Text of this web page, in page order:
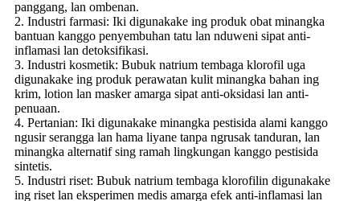
panggang, lan ombenan.
2. Industri farmasi: Iki digunakake ing produk obat minangka
bantuan kanggo penyembuhan tatu lan nduweni sipat anti-
inflamasi lan detoksifikasi.
3. Industri kosmetik: Bubuk natrium tembaga klorofil uga
digunakake ing produk perawatan kulit minangka bahan ing
krim, lotion lan masker amarga sipat anti-oksidasi lan anti-
penuaan.
4. Pertanian: Iki digunakake minangka pestisida alami kanggo
ngusir serangga lan hama liyane tanpa ngrusak tanduran, lan
minangka alternatif sing ramah lingkungan kanggo pestisida
sintetis.
5. Industri riset: Bubuk natrium tembaga klorofilin digunakake
ing riset lan eksperimen medis amarga efek anti-inflamasi lan